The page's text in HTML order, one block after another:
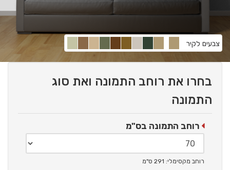
צבעים לקיר
בחרו את רוחב התמונה ואת סוג
התמונה
רוחב התמונה בס"מ
רוחב מקסימלי: 291 ס"מ